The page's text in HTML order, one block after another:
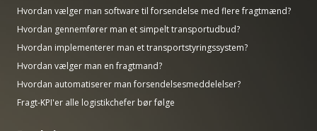
Hvordan vælger man software til forsendelse med flere fragtmænd?
Hvordan gennemfører man et simpelt transportudbud?
Hvordan implementerer man et transportstyringssystem?
Hvordan vælger man en fragtmand?
Hvordan automatiserer man forsendelsesmeddelelser?
Fragt-KPI'er alle logistikchefer bør følge